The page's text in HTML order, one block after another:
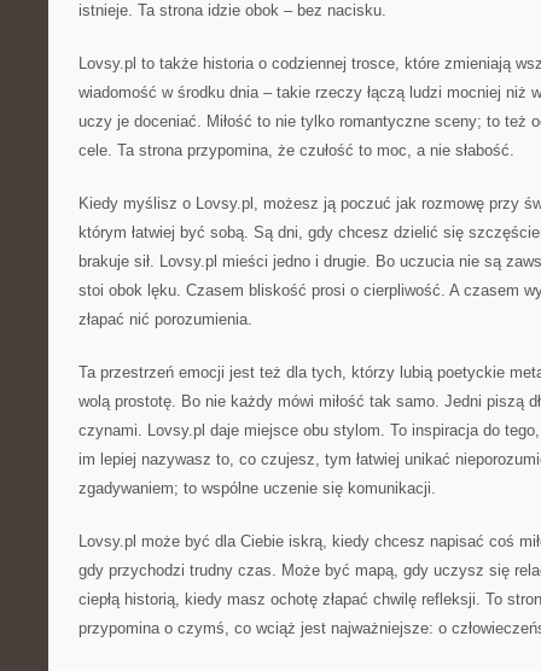
istnieje. Ta strona idzie obok – bez nacisku.
Lovsy.pl to także historia o codziennej trosce, które zmieniają
wiadomość w środku dnia – takie rzeczy łączą ludzi mocniej niż
uczy je doceniać. Miłość to nie tylko romantyczne sceny; to też
cele. Ta strona przypomina, że czułość to moc, a nie słabość.
Kiedy myślisz o Lovsy.pl, możesz ją poczuć jak rozmowę przy
którym łatwiej być sobą. Są dni, gdy chcesz dzielić się
brakuje sił. Lovsy.pl mieści jedno i drugie. Bo uczucia nie są
stoi obok lęku. Czasem bliskość prosi o cierpliwość. A czasem
złapać nić porozumienia.
Ta przestrzeń emocji jest też dla tych, którzy lubią poetyckie
wolą prostotę. Bo nie każdy mówi miłość tak samo. Jedni piszą
czynami. Lovsy.pl daje miejsce obu stylom. To inspiracja do
im lepiej nazywasz to, co czujesz, tym łatwiej unikać
zgadywaniem; to wspólne uczenie się komunikacji.
Lovsy.pl może być dla Ciebie iskrą, kiedy chcesz napisać coś
gdy przychodzi trudny czas. Może być mapą, gdy uczysz się
ciepłą historią, kiedy masz ochotę złapać chwilę refleksji. To
przypomina o czymś, co wciąż jest najważniejsze: o